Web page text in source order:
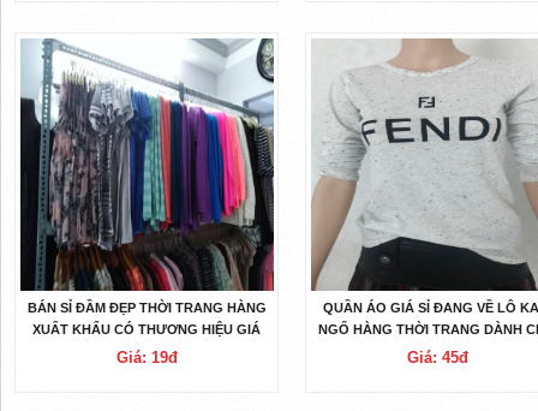
BÁN SỈ ĐẦM ĐẸP THỜI TRANG HÀNG
XUẤT KHẨU CÓ THƯƠNG HIỆU GIÁ
CẠNH TRANH
Giá: 19đ
QUẦN ÁO GIÁ SỈ ĐANG VỀ LÔ
NGỐ HÀNG THỜI TRANG DÀNH
TEEN
Giá: 45đ